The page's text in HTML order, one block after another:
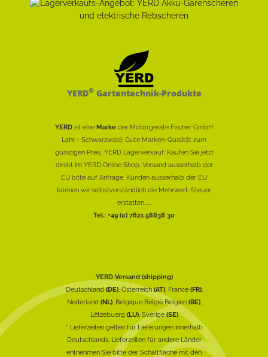
YERD®Gartentechnik-Produkte
YERD ist eine Marke der Motorgeräte Fischer GmbH
Lahr - Schwarzwald: Gute Marken-Qualität zum
günstigen Preis. YERD Lagerverkauf: Kaufen Sie jetzt
direkt im YERD Online Shop. Versand ausserhalb der
EU bitte auf Anfrage. Kunden ausserhalb der EU
können wir selbstverständlich die Mehrwert-Steuer
erstatten......
Tel.: +49 (0) 7821 58838 30
YERD Versand (shipping)
Deutschland(DE), Österreich(AT), France (FR),
Nederland (NL), Belgique België Belgien (BE),
Lëtzebuerg (LU), Sverige(SE)
* Lieferzeiten gelten für Lieferungen innerhalb
Deutschlands, Lieferzeiten für andere Länder
entnehmen Sie bitte der Schaltfläche mit den